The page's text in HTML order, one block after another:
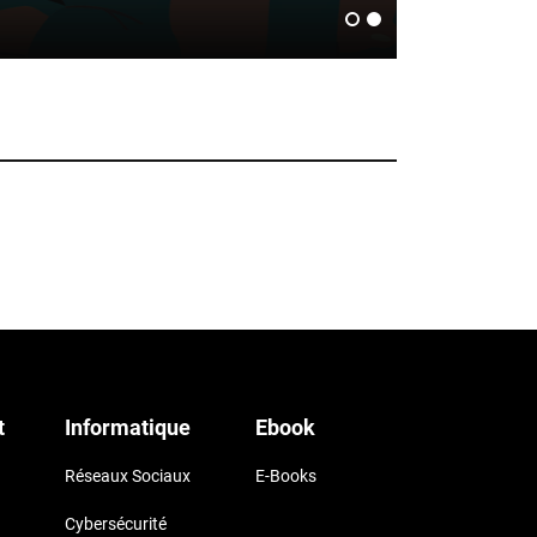
Informatique
Réseaux Sociaux
Cybersécurité
Ebook
E-Books